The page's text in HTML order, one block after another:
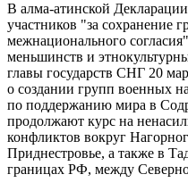
В алма-атинской
участников "за сохранение
межнационального
меньшинств и
главы государств СНГ 20
о создании групп военных
по поддержанию мира в
продолжают курс на
конфликтов вокруг
Приднестровье, а также в
границах РФ, между